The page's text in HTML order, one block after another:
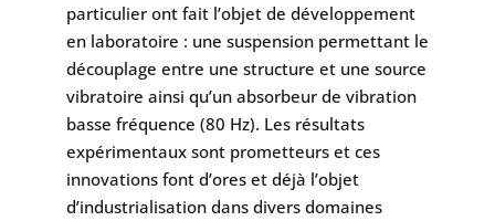
particulier ont fait l’objet de développement
en laboratoire : une suspension permettant le
découplage entre une structure et une source
vibratoire ainsi qu’un absorbeur de vibration
basse fréquence (80 Hz). Les résultats
expérimentaux sont prometteurs et ces
innovations font d’ores et déjà l’objet
d’industrialisation dans divers domaines